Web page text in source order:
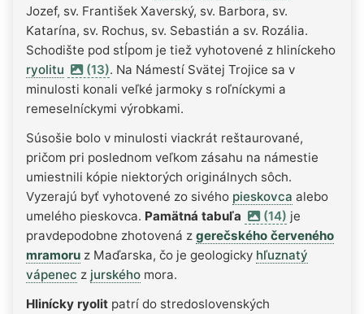
Jozef, sv. František Xaverský, sv. Barbora, sv.
Katarína, sv. Rochus, sv. Sebastián a sv. Rozália.
Schodište pod stĺpom je tiež vyhotovené z hliníckeho
ryolitu
(13). Na Námestí Svätej Trojice sa v
minulosti konali veľké jarmoky s roľníckymi a
remeselníckymi výrobkami.
Súsošie bolo v minulosti viackrát reštaurované,
pričom pri poslednom veľkom zásahu na námestie
umiestnili kópie niektorých originálnych sôch.
Vyzerajú byť vyhotovené zo sivého pieskovca alebo
umelého pieskovca. Pamätná tabuľa (14) je
pravdepodobne zhotovená z gerečského červeného
mramoru z Maďarska, čo je geologicky hľuznatý
vápenec z jurského mora.
Hlinícky ryolit patrí do stredoslovenských